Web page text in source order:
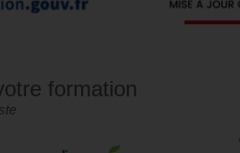
formation